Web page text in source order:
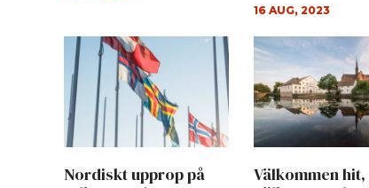
16 AUG, 2023
Nordiskt upprop på
Välkommen hit,